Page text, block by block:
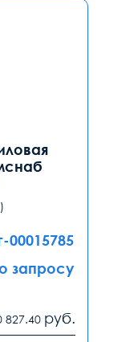
00015785
запросу
827.40 руб.